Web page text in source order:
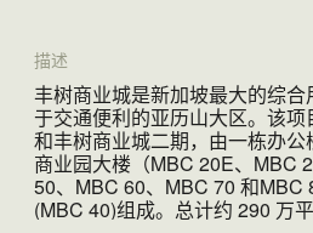
描述
丰树商业城是新加坡最大的综
于交通便利的亚历山大区。该
和丰树商业城二期，由一栋办
商业园大楼（MBC 20E、MBC
50、MBC 60、MBC 70 和MBC
(MBC 40)组成。总计约 290 万